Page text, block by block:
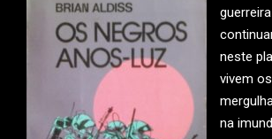
neste
vivem os
na